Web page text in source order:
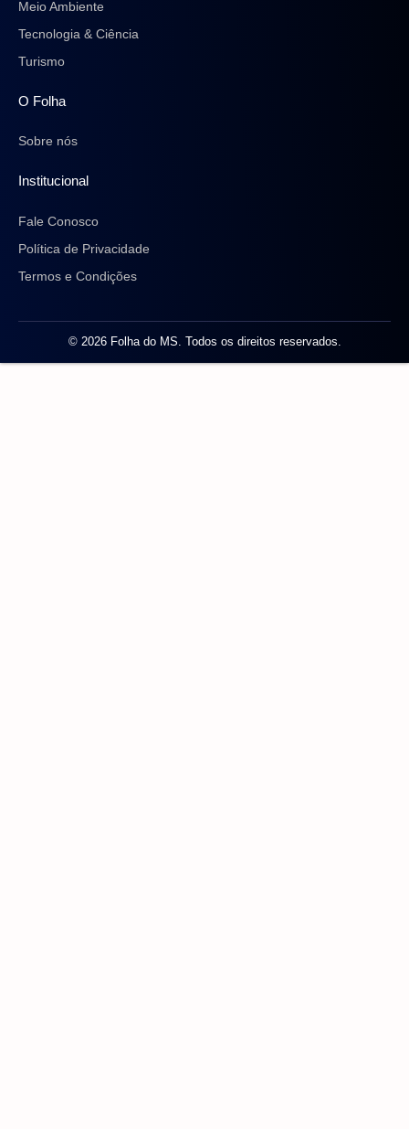
Meio Ambiente
Tecnologia & Ciência
Turismo
O Folha
Sobre nós
Institucional
Fale Conosco
Política de Privacidade
Termos e Condições
© 2026 Folha do MS. Todos os direitos reservados.